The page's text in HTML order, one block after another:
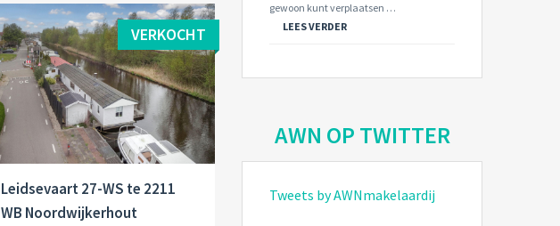
VERKOCHT
Leidsevaart 27-WS te 2211
WB Noordwijkerhout
gewoon kunt verplaatsen …
LEES VERDER
AWN OP TWITTER
Tweets by AWNmakelaardij